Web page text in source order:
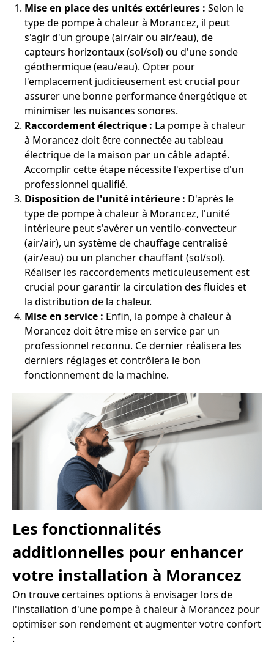
Mise en place des unités extérieures : Selon le
type de pompe à chaleur à Morancez, il peut
s'agir d'un groupe (air/air ou air/eau), de
capteurs horizontaux (sol/sol) ou d'une sonde
géothermique (eau/eau). Opter pour
l'emplacement judicieusement est crucial pour
assurer une bonne performance énergétique et
minimiser les nuisances sonores.
Raccordement électrique : La pompe à chaleur
à Morancez doit être connectée au tableau
électrique de la maison par un câble adapté.
Accomplir cette étape nécessite l'expertise d'un
professionnel qualifié.
Disposition de l'unité intérieure : D'après le
type de pompe à chaleur à Morancez, l'unité
intérieure peut s'avérer un ventilo-convecteur
(air/air), un système de chauffage centralisé
(air/eau) ou un plancher chauffant (sol/sol).
Réaliser les raccordements meticuleusement est
crucial pour garantir la circulation des fluides et
la distribution de la chaleur.
Mise en service : Enfin, la pompe à chaleur à
Morancez doit être mise en service par un
professionnel reconnu. Ce dernier réalisera les
derniers réglages et contrôlera le bon
fonctionnement de la machine.
Les fonctionnalités
additionnelles pour enhancer
votre installation à Morancez
On trouve certaines options à envisager lors de
l'installation d'une pompe à chaleur à Morancez pour
optimiser son rendement et augmenter votre confort
: